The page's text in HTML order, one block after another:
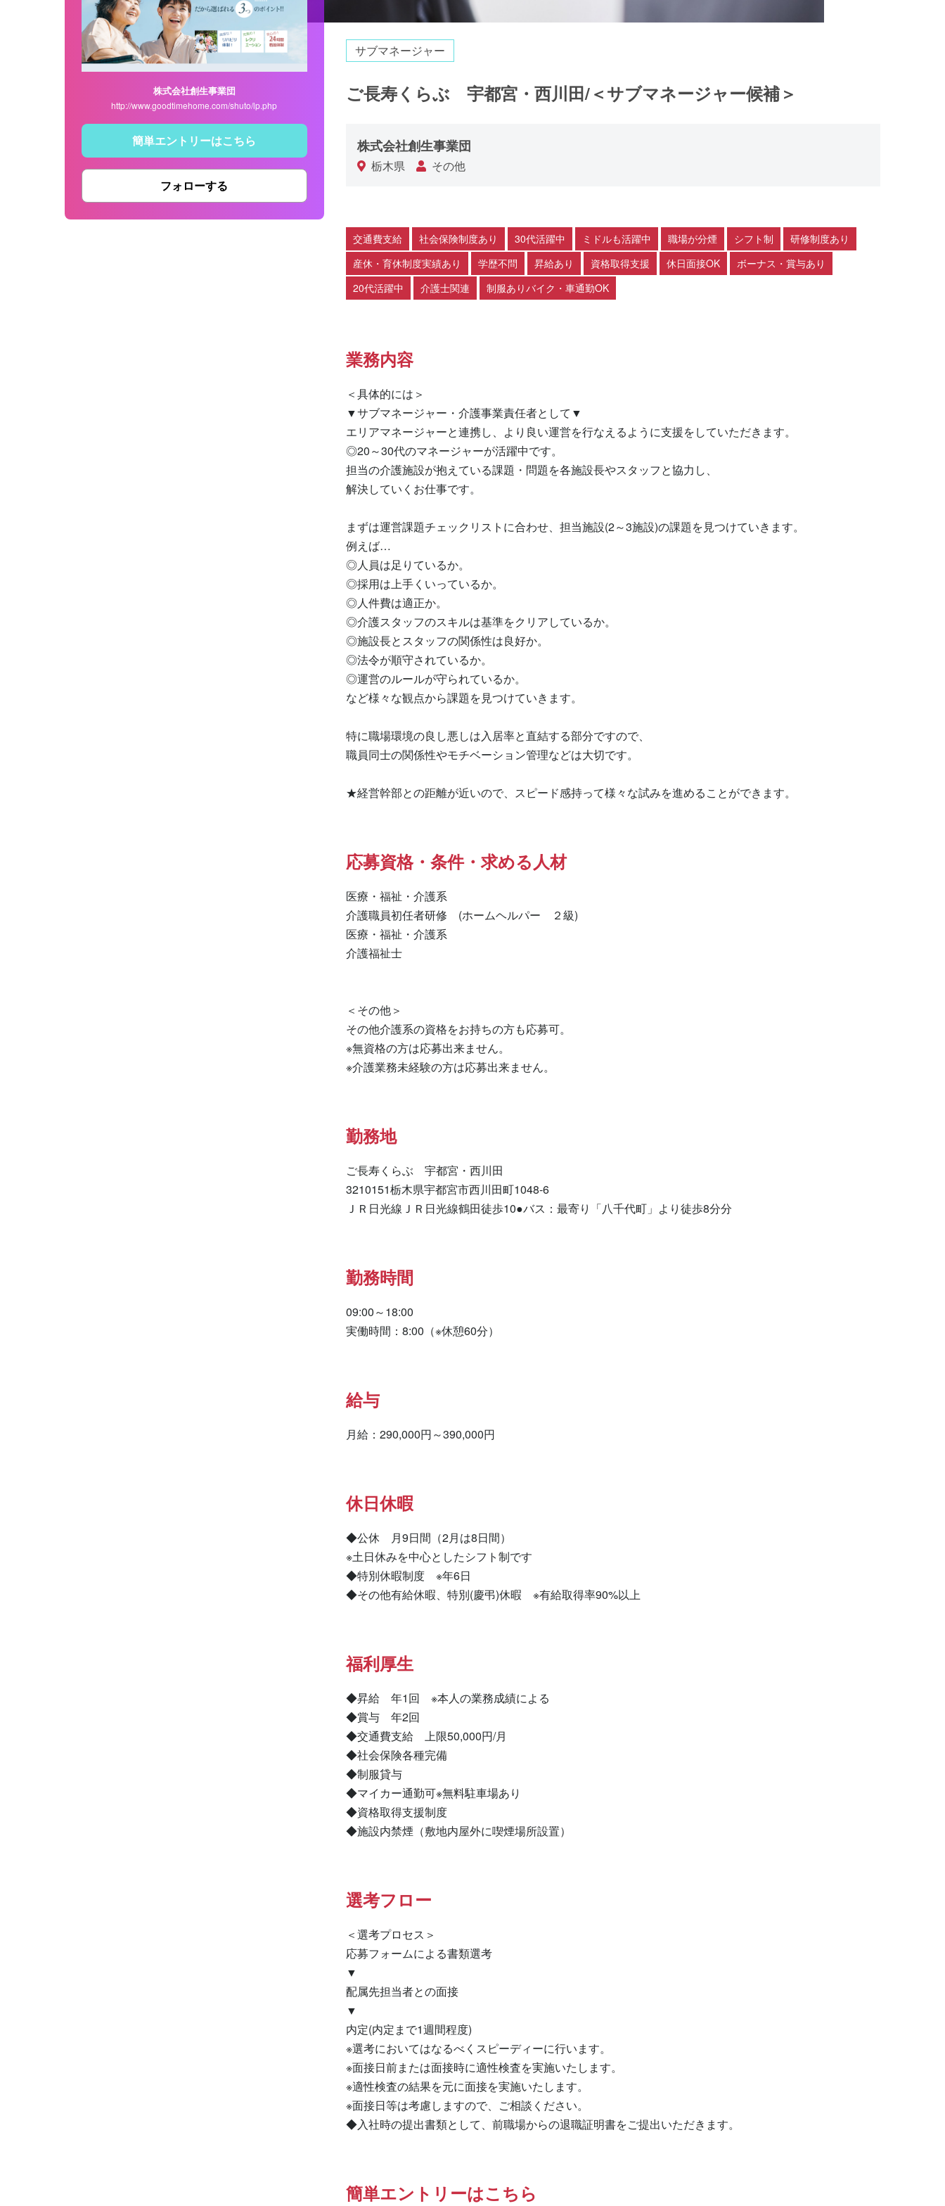
株式会社創生事業団
http://www.goodtimehome.com/shuto/lp.php
簡単エントリーはこちら
フォローする
サブマネージャー
ご長寿くらぶ 宇都宮・西川田/＜サブマネージャー候補＞
株式会社創生事業団
栃木県 その他
交通費支給 社会保険制度あり 30代活躍中 ミドルも活躍中 職場が分煙 シフト制
研修制度あり
産休・育休制度実績あり
学歴不問 昇給あり 資格取得支援 休日面接OK
ボーナス・賞与あり
20代活躍中
介護士関連 制服ありバイク・車通勤OK
業務内容
＜具体的には＞
▼サブマネージャー・介護事業責任者として▼
エリアマネージャーと連携し、より良い運営を行なえるように支援をしていただきます。
◎20～30代のマネージャーが活躍中です。
担当の介護施設が抱えている課題・問題を各施設長やスタッフと協力し、
解決していくお仕事です。
まずは運営課題チェックリストに合わせ、担当施設(2～3施設)の課題を見つけていきます。
例えば…
◎人員は足りているか。
◎採用は上手くいっているか。
◎人件費は適正か。
◎介護スタッフのスキルは基準をクリアしているか。
◎施設長とスタッフの関係性は良好か。
◎法令が順守されているか。
◎運営のルールが守られているか。
など様々な観点から課題を見つけていきます。
特に職場環境の良し悪しは入居率と直結する部分ですので、
職員同士の関係性やモチベーション管理などは大切です。
★経営幹部との距離が近いので、スピード感持って様々な試みを進めることができます。
応募資格・条件・求める人材
医療・福祉・介護系
介護職員初任者研修　(ホームヘルパー　２級)
医療・福祉・介護系
介護福祉士
＜その他＞
その他介護系の資格をお持ちの方も応募可。
※無資格の方は応募出来ません。
※介護業務未経験の方は応募出来ません。
勤務地
ご長寿くらぶ　宇都宮・西川田
3210151栃木県宇都宮市西川田町1048-6
ＪＲ日光線ＪＲ日光線鶴田徒歩10●バス：最寄り「八千代町」より徒歩8分分
勤務時間
09:00～18:00
実働時間：8:00（※休憩60分）
給与
月給：290,000円～390,000円
休日休暇
◆公休　月9日間（2月は8日間）
※土日休みを中心としたシフト制です
◆特別休暇制度　※年6日
◆その他有給休暇、特別(慶弔)休暇　※有給取得率90%以上
福利厚生
◆昇給　年1回　※本人の業務成績による
◆賞与　年2回
◆交通費支給　上限50,000円/月
◆社会保険各種完備
◆制服貸与
◆マイカー通勤可※無料駐車場あり
◆資格取得支援制度
◆施設内禁煙（敷地内屋外に喫煙場所設置）
選考フロー
＜選考プロセス＞
応募フォームによる書類選考
▼
配属先担当者との面接
▼
内定(内定まで1週間程度)
※選考においてはなるべくスピーディーに行います。
※面接日前または面接時に適性検査を実施いたします。
※適性検査の結果を元に面接を実施いたします。
※面接日等は考慮しますので、ご相談ください。
◆入社時の提出書類として、前職場からの退職証明書をご提出いただきます。
簡単エントリーはこちら